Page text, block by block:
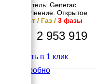
Двигатель: Generac
Исполнение: Открытое
50 кВт / Газ / 3 фазы
2 953 919
Купить в 1 клик
Подробно